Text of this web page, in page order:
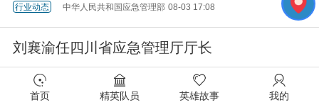
行业动态 中华人民共和国应急管理部 08-03 17:08
刘襄渝任四川省应急管理厅厅长
行业动态 07-29 11:45
首页 精英队员 英雄故事 我的